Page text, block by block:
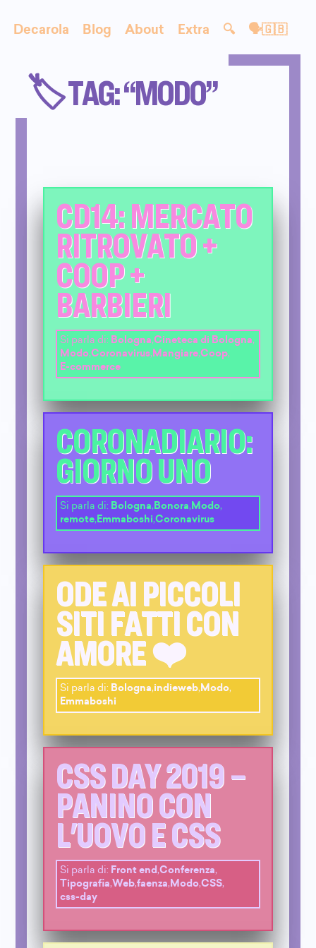
Decarola Blog About Extra 🔍 🗣🇬🇧
🏷️ TAG: “MODO”
CD14: MERCATO
RITROVATO +
COOP +
BARBIERI
Si parla di: Bologna,Cineteca di Bologna,
Modo,Coronavirus, Mangiare,Coop,
E-commerce
CORONADIARIO:
GIORNO UNO
Si parla di: Bologna,Bonora,Modo,
remote,Emmaboshi,Coronavirus
ODE AI PICCOLI
SITI FATTI CON
AMORE ❤️
Si parla di: Bologna,indieweb,Modo,
Emmaboshi
CSS DAY 2019 –
PANINO CON
L'UOVO E CSS
Si parla di: Front end,Conferenza,
Tipografia,Web,faenza, Modo,CSS,
css-day